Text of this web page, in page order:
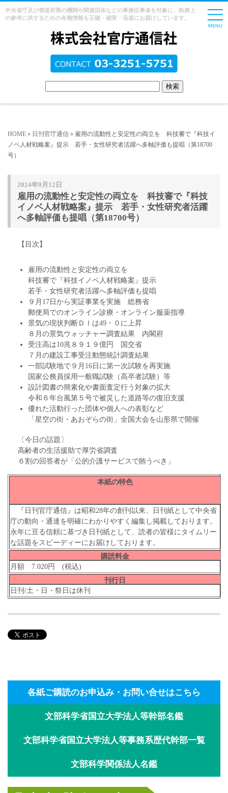
中央省庁及び都道府県の機関や関連団体などの事務従事者を対象に、執務上
の参考に供するための各種情報を正確・確実・迅速にお届けしています。
HOME » 日刊官庁通信 » 雇用の流動性と安定性の両立を 科技審で『科技イ
ノベ人材戦略案』提示 若手・女性研究者活躍へ多軸評価も提唱（第18700
号）
2024年9月12日
雇用の流動性と安定性の両立を 科技審で『科技
イノベ人材戦略案』提示 若手・女性研究者活躍
へ多軸評価も提唱（第18700号）
【目次】
雇用の流動性と安定性の両立を
科技審で『科技イノベ人材戦略案』提示
若手・女性研究者活躍へ多軸評価も提唱
９月17日から実証事業を実施 総務省
郵便局でのオンライン診療・オンライン服薬指導
景気の現状判断ＤＩは49・０に上昇
８月の景気ウォッチャー調査結果 内閣府
受注高は10兆８９１９億円 国交省
７月の建設工事受注動態統計調査結果
一部試験地で９月16日に第一次試験を再実施
国家公務員採用一般職試験（高卒者試験）等
設計図書の簡素化や書面査定行う対象の拡大
令和６年台風第５号で被災した道路等の復旧支援
優れた活動行った団体や個人への表彰など
「星空の街・あおぞらの街」全国大会を山形県で開催
〔今日の話題〕
高齢者の生活援助で厚労省調査
６割の回答者が「公的介護サービスで賄うべき」
本紙の特色
『日刊官庁通信』は昭和28年の創刊以来、日刊紙として中央省
庁の動向・通達を明確にわかりやすく編集し掲載しております。
永年に亘る信頼に基づき日刊紙として、読者の皆様にタイムリー
な話題をスピーディーにお届けしております。
購読料金
月額 7.020円 (税込)
刊行日
日刊/土・日・祭日は休刊
各紙ご購読のお申込み・お問い合せはこちら
文部科学省国立大学法人等幹部名鑑
文部科学省国立大学法人等事務系歴代幹部一覧
文部科学関係法人名鑑